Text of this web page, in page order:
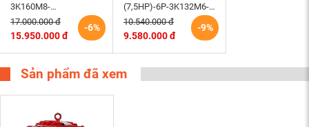
3K160M8-
220/380/660V-B3 tốc
độ 730 (750)r/min
động cơ điện cơ Hem
Vihem
-6%
17.000.000 đ
15.950.000 đ
(7,5HP)-6P-3K132M6-
220/380V tốc độ 980 –
1000 r/min điện cơ -9%
10.540.000 đ
9.580.000 đ
Sản phẩm đã xem